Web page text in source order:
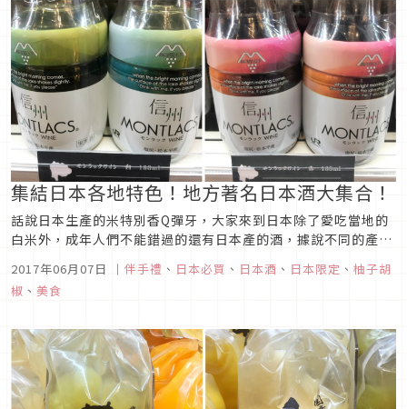
集結日本各地特色！地方著名日本酒大集合！
話說日本生產的米特別香Q彈牙，大家來到日本除了愛吃當地的
白米外，成年人們不能錯過的還有日本產的酒，據說不同的產地
本地方名酒，迷你瓶裝的容量，很適合買回去自己喝或送人。
2017年06月07日 ｜ 伴手禮 、 日本必買 、 日本酒 、 日本限定 、 柚子胡
椒 、 美食